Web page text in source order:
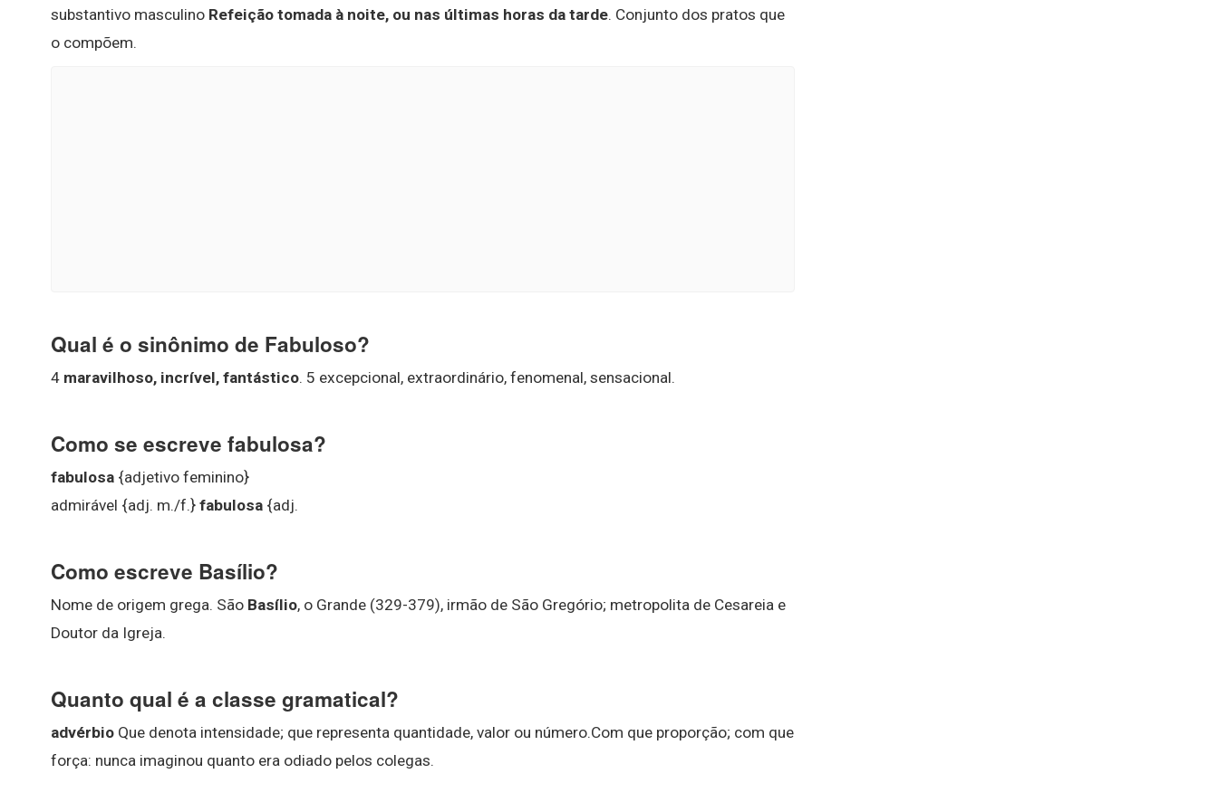
substantivo masculino Refeição tomada à noite, ou nas últimas horas da tarde. Conjunto dos pratos que
o compõem.
Qual é o sinônimo de Fabuloso?
4 maravilhoso, incrível, fantástico. 5 excepcional, extraordinário, fenomenal, sensacional.
Como se escreve fabulosa?
fabulosa {adjetivo feminino}
admirável {adj. m./f.} fabulosa {adj.
Como escreve Basílio?
Nome de origem grega. São Basílio, o Grande (329-379), irmão de São Gregório; metropolita de Cesareia e
Doutor da Igreja.
Quanto qual é a classe gramatical?
advérbio Que denota intensidade; que representa quantidade, valor ou número.Com que proporção; com que
força: nunca imaginou quanto era odiado pelos colegas.